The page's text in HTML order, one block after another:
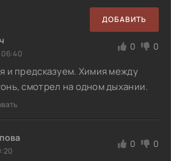
ДОБАВИТЬ
06:40
0 0
и предсказуем. Химия между
смотрел на одном дыхании.
0 0